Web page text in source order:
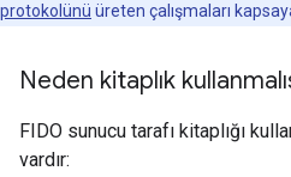
protokolünü üreten çalışmaları
Neden kitaplık
FIDO sunucu tarafı kitaplığı
vardır: